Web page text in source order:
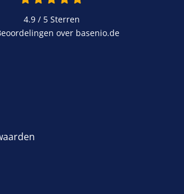
4.9 / 5Sterren
over basenio.de